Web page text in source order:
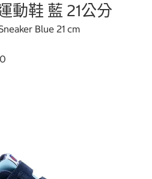
動鞋 藍 21公分
Blue 21 cm